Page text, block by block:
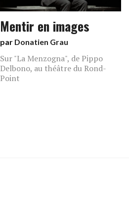
Mentir en images
par Donatien Grau
Sur "La Menzogna", de Pippo
Delbono, au théâtre du Rond-
Point